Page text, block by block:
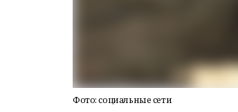
Фото: социальные сети